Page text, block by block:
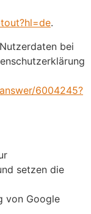
.
bei
6004245?
setzen die
von Google